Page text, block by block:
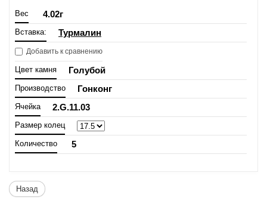
Вес 4.02г
Вставка: Турмалин
Добавить к сравнению
Цвет камня Голубой
Производство Гонконг
Ячейка 2.G.11.03
Размер колец
Количество 5
Назад